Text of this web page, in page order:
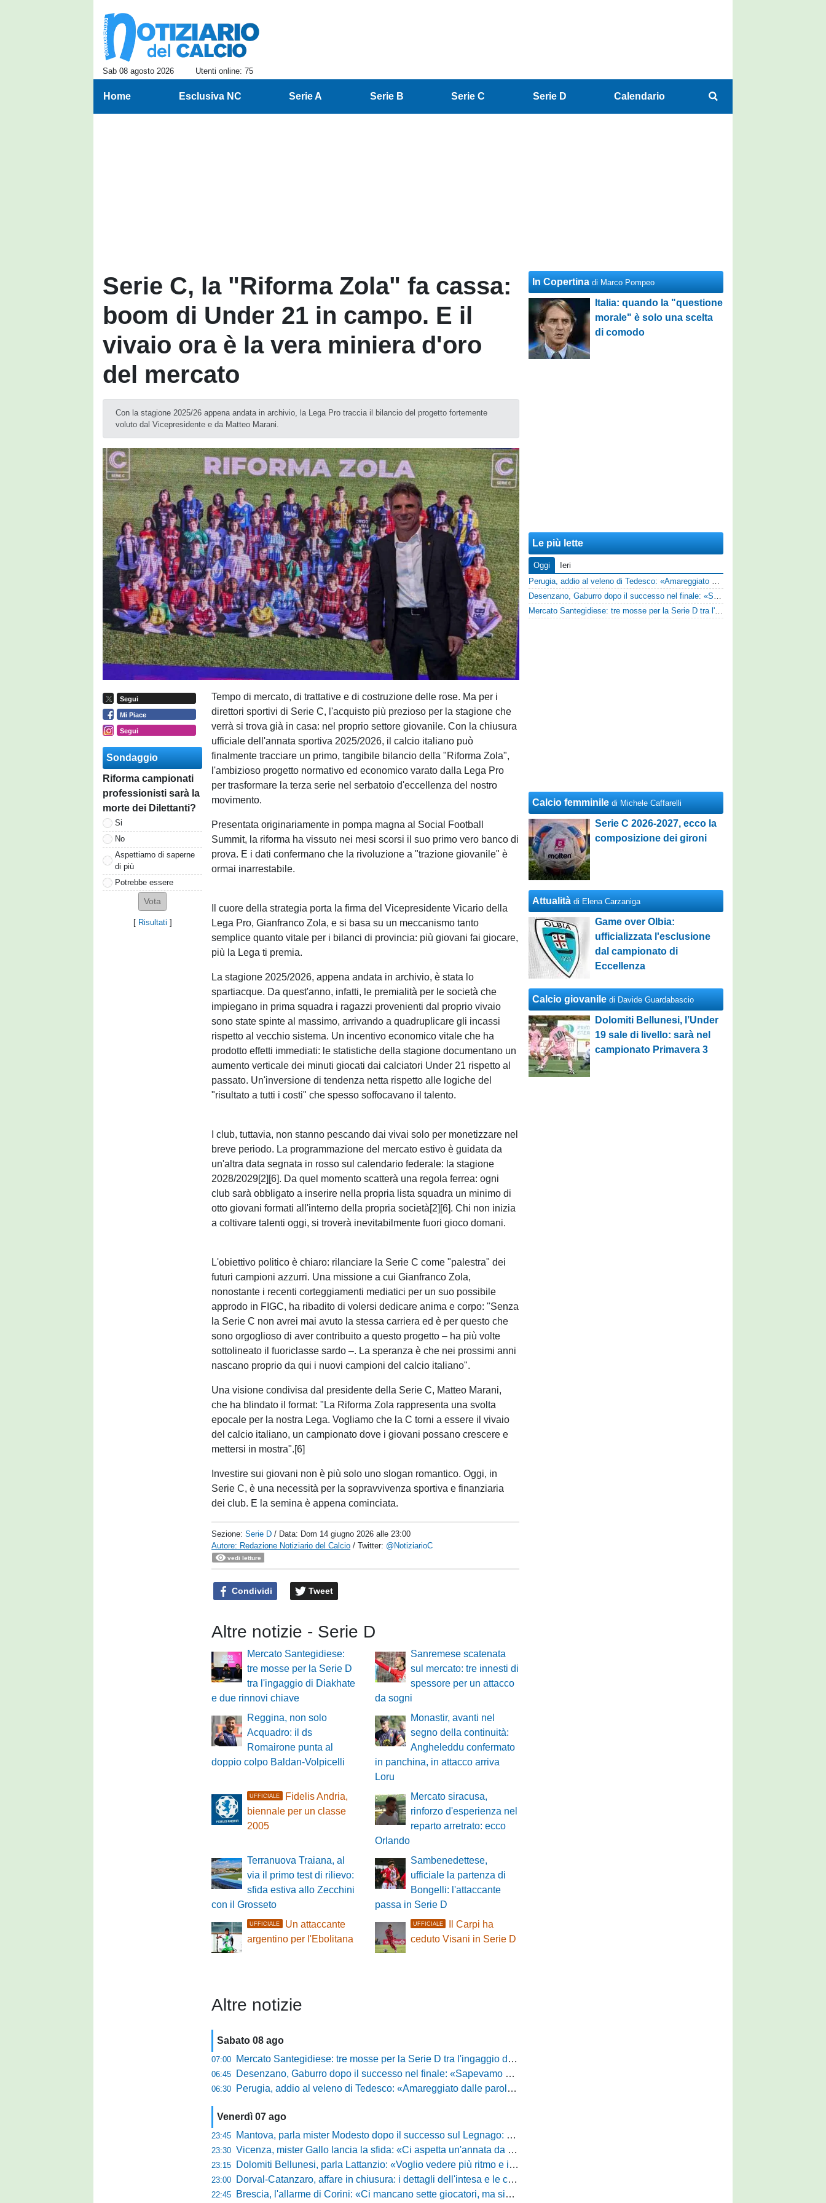
Sab 08 agosto 2026 Utenti online: 75
Home Esclusiva NC Serie A Serie B Serie C Serie D Calendario
Serie C, la "Riforma Zola" fa cassa:
boom di Under 21 in campo. E il
vivaio ora è la vera miniera d'oro
del mercato
Con la stagione 2025/26 appena andata in archivio, la Lega Pro traccia il bilancio del progetto fortemente
voluto dal Vicepresidente e da Matteo Marani.
Segui
Mi Piace
Segui
Sondaggio
Riforma campionati
professionisti sarà la
morte dei Dilettanti?
Si
No
Aspettiamo di saperne
di più
Potrebbe essere
[ Risultati ]
Tempo di mercato, di trattative e di costruzione delle rose. Ma per i
direttori sportivi di Serie C, l'acquisto più prezioso per la stagione che
verrà si trova già in casa: nel proprio settore giovanile. Con la chiusura
ufficiale dell'annata sportiva 2025/2026, il calcio italiano può
finalmente tracciare un primo, tangibile bilancio della "Riforma Zola",
l'ambizioso progetto normativo ed economico varato dalla Lega Pro
per trasformare la terza serie nel serbatoio d'eccellenza del nostro
movimento.
Presentata originariamente in pompa magna al Social Football
Summit, la riforma ha vissuto nei mesi scorsi il suo primo vero banco di
prova. E i dati confermano che la rivoluzione a "trazione giovanile" è
ormai inarrestabile.
Il cuore della strategia porta la firma del Vicepresidente Vicario della
Lega Pro, Gianfranco Zola, e si basa su un meccanismo tanto
semplice quanto vitale per i bilanci di provincia: più giovani fai giocare,
più la Lega ti premia.
La stagione 2025/2026, appena andata in archivio, è stata lo
spartiacque. Da quest'anno, infatti, le premialità per le società che
impiegano in prima squadra i ragazzi provenienti dal proprio vivaio
sono state spinte al massimo, arrivando a quadruplicare gli incassi
rispetto al vecchio sistema. Un incentivo economico vitale che ha
prodotto effetti immediati: le statistiche della stagione documentano un
aumento verticale dei minuti giocati dai calciatori Under 21 rispetto al
passato. Un'inversione di tendenza netta rispetto alle logiche del
"risultato a tutti i costi" che spesso soffocavano il talento.
I club, tuttavia, non stanno pescando dai vivai solo per monetizzare nel
breve periodo. La programmazione del mercato estivo è guidata da
un'altra data segnata in rosso sul calendario federale: la stagione
2028/2029[2][6]. Da quel momento scatterà una regola ferrea: ogni
club sarà obbligato a inserire nella propria lista squadra un minimo di
otto giovani formati all'interno della propria società[2][6]. Chi non inizia
a coltivare talenti oggi, si troverà inevitabilmente fuori gioco domani.
L'obiettivo politico è chiaro: rilanciare la Serie C come "palestra" dei
futuri campioni azzurri. Una missione a cui Gianfranco Zola,
nonostante i recenti corteggiamenti mediatici per un suo possibile
approdo in FIGC, ha ribadito di volersi dedicare anima e corpo: "Senza
la Serie C non avrei mai avuto la stessa carriera ed è per questo che
sono orgoglioso di aver contribuito a questo progetto – ha più volte
sottolineato il fuoriclasse sardo –. La speranza è che nei prossimi anni
nascano proprio da qui i nuovi campioni del calcio italiano".
Una visione condivisa dal presidente della Serie C, Matteo Marani,
che ha blindato il format: "La Riforma Zola rappresenta una svolta
epocale per la nostra Lega. Vogliamo che la C torni a essere il vivaio
del calcio italiano, un campionato dove i giovani possano crescere e
mettersi in mostra".[6]
Investire sui giovani non è più solo uno slogan romantico. Oggi, in
Serie C, è una necessità per la sopravvivenza sportiva e finanziaria
dei club. E la semina è appena cominciata.
Sezione:Serie D / Data: Dom 14 giugno 2026 alle 23:00
Autore: Redazione Notiziario del Calcio / Twitter: @NotiziarioC
vedi letture
Condividi Tweet
Altre notizie - Serie D
Mercato Santegidiese:
tre mosse per la Serie D
tra l'ingaggio di Diakhate
e due rinnovi chiave
Sanremese scatenata
sul mercato: tre innesti di
spessore per un attacco
da sogni
Reggina, non solo
Acquadro: il ds
Romairone punta al
doppio colpo Baldan-Volpicelli
Monastir, avanti nel
segno della continuità:
Angheleddu confermato
in panchina, in attacco arriva
Loru
UFFICIALE
Fidelis Andria,
biennale per un classe
2005
Mercato siracusa,
rinforzo d'esperienza nel
reparto arretrato: ecco
Orlando
Terranuova Traiana, al
via il primo test di rilievo:
sfida estiva allo Zecchini
con il Grosseto
Sambenedettese,
ufficiale la partenza di
Bongelli: l'attaccante
passa in Serie D
UFFICIALE
Un attaccante
argentino per l'Ebolitana
UFFICIALE
Il Carpi ha
ceduto Visani in Serie D
Altre notizie
Sabato 08 ago
07:00 Mercato Santegidiese: tre mosse per la Serie D tra l'ingaggio di Diakhate e due rinnovi chiave
06:45 Desenzano, Gaburro dopo il successo nel finale: «Sapevamo che avremmo sofferto, ma si è vista la voglia di vincere»
06:30 Perugia, addio al veleno di Tedesco: «Amareggiato dalle parole di Alessandro Gaucci, mi hanno ferito umanamente»
Venerdì 07 ago
23:45 Mantova, parla mister Modesto dopo il successo sul Legnago: "Buona tenuta nervosa, ma dobbiamo migliorare"
23:30 Vicenza, mister Gallo lancia la sfida: «Ci aspetta un'annata da protagonisti in B, ma qui nessuno ha il posto fisso»
23:15 Dolomiti Bellunesi, parla Lattanzio: «Voglio vedere più ritmo e intensità, dobbiamo lasciare tutto sul campo»
23:00 Dorval-Catanzaro, affare in chiusura: i dettagli dell'intesa e le cifre dell'operazione
22:45 Brescia, l'allarme di Corini: «Ci mancano sette giocatori, ma siamo una squadra forte»
In Copertina di Marco Pompeo
Italia: quando la "questione
morale" è solo una scelta
di comodo
Le più lette
Oggi
Ieri
Perugia, addio al veleno di Tedesco: «Amareggiato dalle parole di Alessandro Gaucci, mi hanno ferito umanamente»
Desenzano, Gaburro dopo il successo nel finale: «Sapevamo che avremmo sofferto, ma si è vista la voglia di vincere»
Mercato Santegidiese: tre mosse per la Serie D tra l'ingaggio di Diakhate e due rinnovi chiave
Calcio femminile di Michele Caffarelli
Serie C 2026-2027, ecco la
composizione dei gironi
Attualità di Elena Carzaniga
Game over Olbia:
ufficializzata l'esclusione
dal campionato di
Eccellenza
Calcio giovanile di Davide Guardabascio
Dolomiti Bellunesi, l’Under
19 sale di livello: sarà nel
campionato Primavera 3